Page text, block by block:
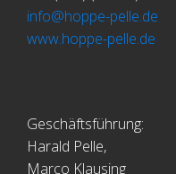
info@hoppe-pelle.de
www.hoppe-pelle.de
Geschäftsführung:
Harald Pelle,
Marco Klausing